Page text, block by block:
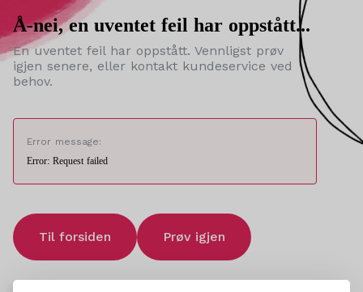
Å-nei, en uventet feil har oppstått...
En uventet feil har oppstått. Vennligst prøv
igjen senere, eller kontakt kundeservice ved
behov.
Error message:
Error: Request failed
Til forsiden Prøv igjen